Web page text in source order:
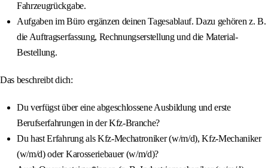
Fahrzeugrückgabe.
Aufgaben im Büro ergänzen deinen Tagesablauf. Dazu gehören z. B.
die Auftragserfassung, Rechnungserstellung und die Material-
Bestellung.
Das beschreibt dich:
Du verfügst über eine abgeschlossene Ausbildung und erste
Berufserfahrungen in der Kfz-Branche?
Du hast Erfahrung als Kfz-Mechatroniker (w/m/d), Kfz-Mechaniker
(w/m/d) oder Karosseriebauer (w/m/d)?